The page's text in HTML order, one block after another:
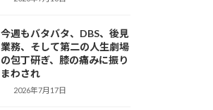
今週もバタバタ、DBS、後見
業務、そして第二の人生劇場
の包丁研ぎ、膝の痛みに振り
まわされ
2026年7月17日